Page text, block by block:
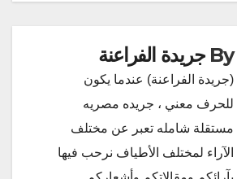
By جريدة الفراعنة
(جريدة الفراعنة) عندما يكون
للحرف معني ، جريده مصريه
مستقلة شامله تعبر عن مختلف
الآراء لمختلف الأطياف نرحب فيها